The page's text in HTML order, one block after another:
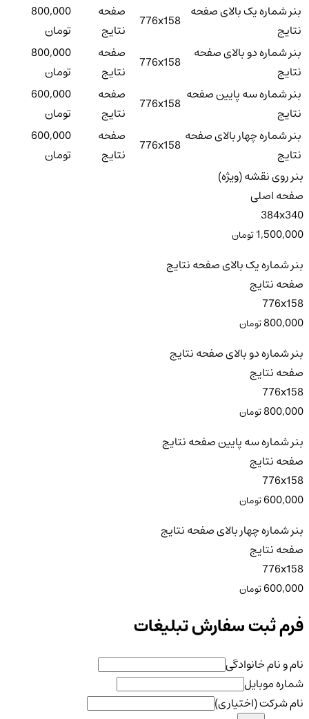
بنر شماره یک بالای صفحه
نتایج
776x158
صفحه
نتایج
800,000
تومان
بنر شماره دو بالای صفحه
نتایج
776x158
صفحه
نتایج
800,000
تومان
بنر شماره سه پایین صفحه
نتایج
776x158
صفحه
نتایج
600,000
تومان
بنر شماره چهار بالای صفحه
نتایج
776x158
صفحه
نتایج
600,000
تومان
بنر روی نقشه (ویژه)
صفحه اصلی
384x340
1,500,000تومان
بنر شماره یک بالای صفحه نتایج
صفحه نتایج
776x158
800,000تومان
بنر شماره دو بالای صفحه نتایج
صفحه نتایج
776x158
800,000تومان
بنر شماره سه پایین صفحه نتایج
صفحه نتایج
776x158
600,000تومان
بنر شماره چهار بالای صفحه نتایج
صفحه نتایج
776x158
600,000تومان
فرم ثبت سفارش تبلیغات
نام و نام خانوادگی
شماره موبایل
نام شرکت (اختیاری)